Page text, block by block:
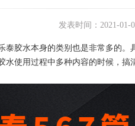
发表时间： 2021-01-
泰胶水本身的类别也是非常多的。
使用过程中多种内容的时候，搞